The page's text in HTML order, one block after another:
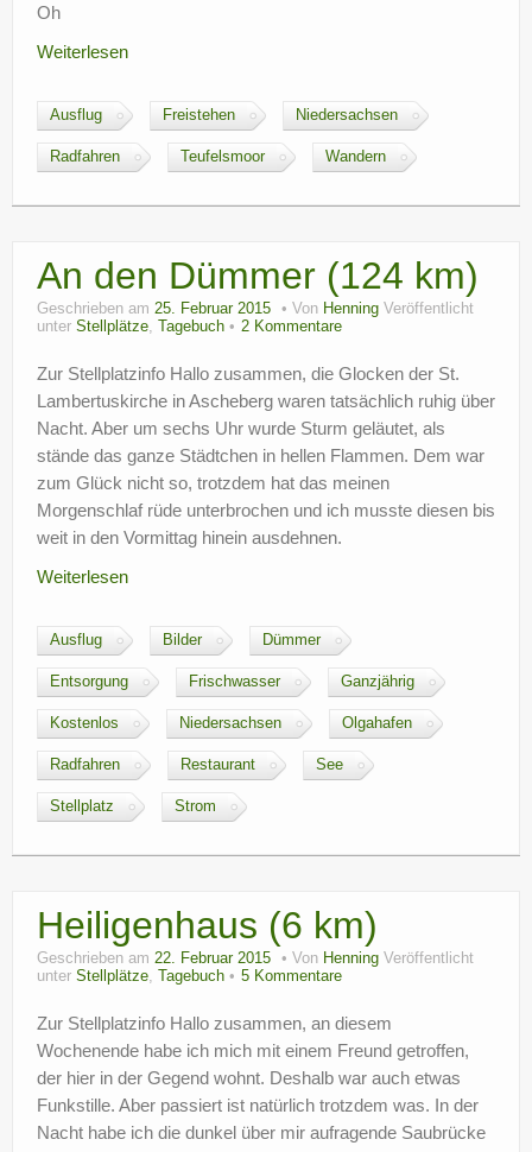
Oh
Weiterlesen
Ausflug Freistehen Niedersachsen
Radfahren Teufelsmoor Wandern
An den Dümmer (124 km)
Geschrieben am 25. Februar 2015 Von Henning Veröffentlicht
unter Stellplätze, Tagebuch 2 Kommentare
Zur Stellplatzinfo Hallo zusammen, die Glocken der St.
Lambertuskirche in Ascheberg waren tatsächlich ruhig über
Nacht. Aber um sechs Uhr wurde Sturm geläutet, als
stände das ganze Städtchen in hellen Flammen. Dem war
zum Glück nicht so, trotzdem hat das meinen
Morgenschlaf rüde unterbrochen und ich musste diesen bis
weit in den Vormittag hinein ausdehnen.
Weiterlesen
Ausflug Bilder Dümmer
Entsorgung Frischwasser Ganzjährig
Kostenlos Niedersachsen Olgahafen
Radfahren Restaurant See
Stellplatz Strom
Heiligenhaus (6 km)
Geschrieben am 22. Februar 2015 Von Henning Veröffentlicht
unter Stellplätze, Tagebuch 5 Kommentare
Zur Stellplatzinfo Hallo zusammen, an diesem
Wochenende habe ich mich mit einem Freund getroffen,
der hier in der Gegend wohnt. Deshalb war auch etwas
Funkstille. Aber passiert ist natürlich trotzdem was. In der
Nacht habe ich die dunkel über mir aufragende Saubrücke